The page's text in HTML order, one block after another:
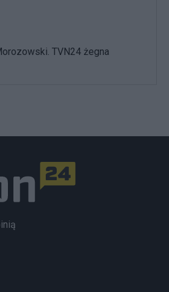
TVN24 żegna